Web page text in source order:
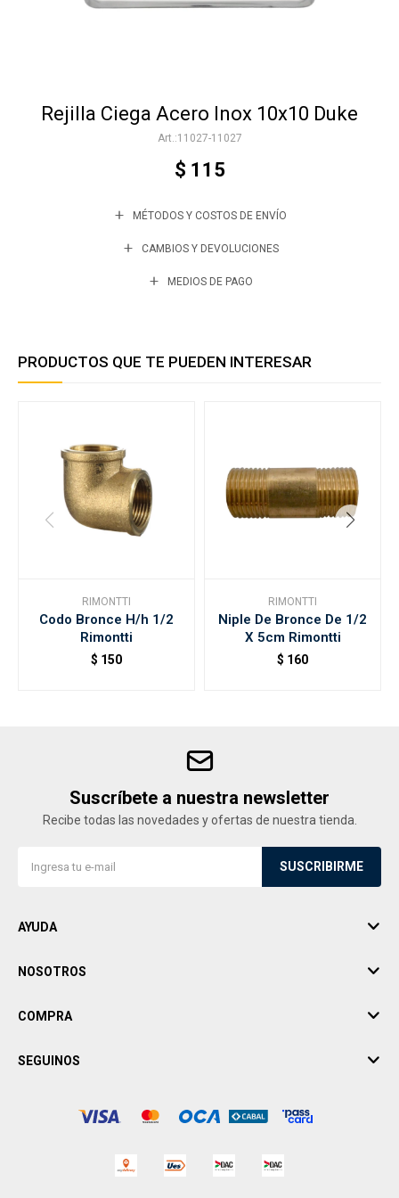
Rejilla Ciega Acero Inox 10x10 Duke
11027-11027
$ 115
MÉTODOS Y COSTOS DE ENVÍO
CAMBIOS Y DEVOLUCIONES
MEDIOS DE PAGO
PRODUCTOS QUE TE PUEDEN INTERESAR
RIMONTTI
Codo Bronce H/h 1/2
Rimontti
$ 150
RIMONTTI
Niple De Bronce De 1/2
X 5cm Rimontti
$ 160
Suscríbete a nuestra newsletter
Recibe todas las novedades y ofertas de nuestra tienda.
SUSCRIBIRME
AYUDA
NOSOTROS
COMPRA
SEGUINOS
Varios